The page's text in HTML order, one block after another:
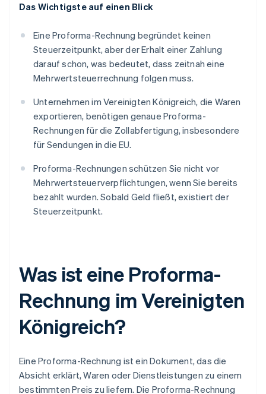
Das Wichtigste auf einen Blick
Eine Proforma-Rechnung begründet keinen
Steuerzeitpunkt, aber der Erhalt einer Zahlung
darauf schon, was bedeutet, dass zeitnah eine
Mehrwertsteuerrechnung folgen muss.
Unternehmen im Vereinigten Königreich, die Waren
exportieren, benötigen genaue Proforma-
Rechnungen für die Zollabfertigung, insbesondere
für Sendungen in die EU.
Proforma-Rechnungen schützen Sie nicht vor
Mehrwertsteuerverpflichtungen, wenn Sie bereits
bezahlt wurden. Sobald Geld fließt, existiert der
Steuerzeitpunkt.
Was ist eine Proforma-
Rechnung im Vereinigten
Königreich?
Eine Proforma-Rechnung ist ein Dokument, das die
Absicht erklärt, Waren oder Dienstleistungen zu einem
bestimmten Preis zu liefern. Die Proforma-Rechnung